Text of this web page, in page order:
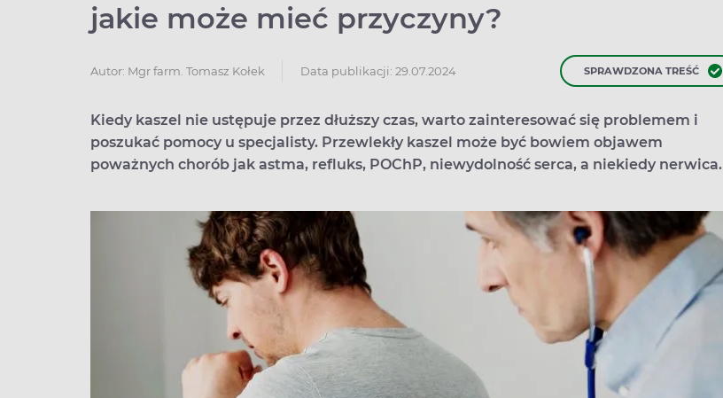
jakie może mieć przyczyny?
Autor: Mgr farm. Tomasz Kołek Data publikacji: 29.07.2024 SPRAWDZONA TREŚĆ
Kiedy kaszel nie ustępuje przez dłuższy czas, warto zainteresować się problemem i
poszukać pomocy u specjalisty. Przewlekły kaszel może być bowiem objawem
poważnych chorób jak astma, refluks, POChP, niewydolność serca, a niekiedy nerwica.